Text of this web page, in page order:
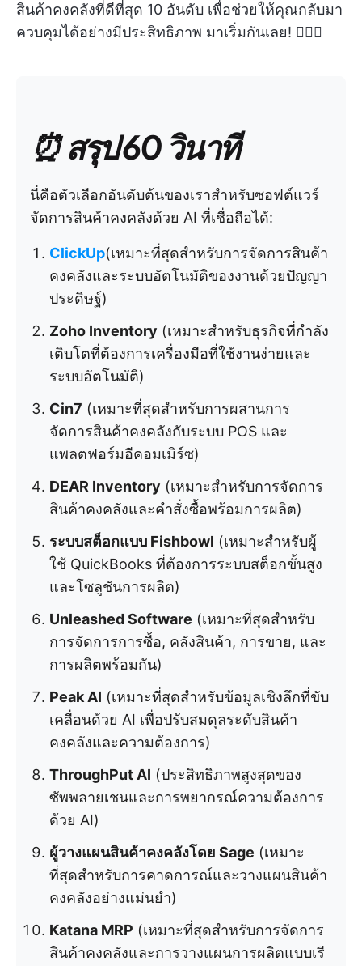
สินค้าคงคลังที่ดีที่สุด 10 อันดับ เพื่อช่วยให้คุณกลับมา
ควบคุมได้อย่างมีประสิทธิภาพ มาเริ่มกันเลย! 🤸🏽‍♀️
⏰ สรุป 60 วินาที
นี่คือตัวเลือกอันดับต้นของเราสำหรับซอฟต์แวร์
จัดการสินค้าคงคลังด้วย AI ที่เชื่อถือได้:
ClickUp(เหมาะที่สุดสำหรับการจัดการสินค้า
คงคลังและระบบอัตโนมัติของงานด้วยปัญญา
ประดิษฐ์)
Zoho Inventory (เหมาะสำหรับธุรกิจที่กำลัง
เติบโตที่ต้องการเครื่องมือที่ใช้งานง่ายและ
ระบบอัตโนมัติ)
Cin7 (เหมาะที่สุดสำหรับการผสานการ
จัดการสินค้าคงคลังกับระบบ POS และ
แพลตฟอร์มอีคอมเมิร์ซ)
DEAR Inventory (เหมาะสำหรับการจัดการ
สินค้าคงคลังและคำสั่งซื้อพร้อมการผลิต)
ระบบสต็อกแบบ Fishbowl (เหมาะสำหรับผู้
ใช้ QuickBooks ที่ต้องการระบบสต็อกขั้นสูง
และโซลูชันการผลิต)
Unleashed Software (เหมาะที่สุดสำหรับ
การจัดการการซื้อ, คลังสินค้า, การขาย, และ
การผลิตพร้อมกัน)
Peak AI (เหมาะที่สุดสำหรับข้อมูลเชิงลึกที่ขับ
เคลื่อนด้วย AI เพื่อปรับสมดุลระดับสินค้า
คงคลังและความต้องการ)
ThroughPut AI (ประสิทธิภาพสูงสุดของ
ซัพพลายเชนและการพยากรณ์ความต้องการ
ด้วย AI)
ผู้วางแผนสินค้าคงคลังโดย Sage (เหมาะ
ที่สุดสำหรับการคาดการณ์และวางแผนสินค้า
คงคลังอย่างแม่นยำ)
Katana MRP (เหมาะที่สุดสำหรับการจัดการ
สินค้าคงคลังและการวางแผนการผลิตแบบเรี